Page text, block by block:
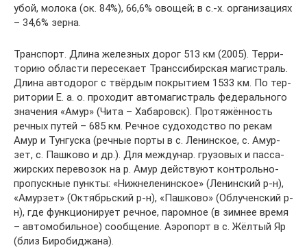
убой, мо­ло­ка (ок. 84%), 66,6% ово­щей; в с.-х. ор­га­ни­за­ци­ях
– 34,6% зер­на.
Транс­порт. Дли­на же­лез­ных до­рог 513 км (2005). Тер­ри­
то­рию об­лас­ти пе­ре­се­ка­ет Транс­си­бир­ская ма­ги­ст­раль.
Дли­на ав­то­до­рог с твёр­дым по­кры­ти­ем 1533 км. По тер­
ри­то­рии Е. а. о. про­хо­дит ав­то­ма­ги­ст­раль фе­де­раль­но­го
зна­че­ния «Амур» (Чи­та – Ха­ба­ровск). Про­тя­жён­ность
реч­ных пу­тей – 685 км. Реч­ное су­до­ход­ст­во по ре­кам
Амур и Тун­гу­ска (реч­ные пор­ты в с. Ле­нин­ское, с. Амур­
зет, с. Паш­ко­во и др.). Для ме­ж­ду­нар. гру­зо­вых и пас­са­
жир­ских пе­ре­во­зок на р. Амур дей­ст­ву­ют кон­троль­но-
про­пу­ск­ные пунк­ты: «Ниж­не­ле­нин­ское» (Ле­нин­ский р-н),
«Амур­зет» (Ок­тябрь­ский р-н), «Паш­ко­во» (Об­лу­чен­ский р-
н), где функ­цио­ни­ру­ет реч­ное, па­ром­ное (в зим­нее вре­мя
– ав­то­мо­биль­ное) со­об­ще­ние. Аэро­порт в с. Жёл­тый Яр
(близ Би­ро­бид­жа­на).